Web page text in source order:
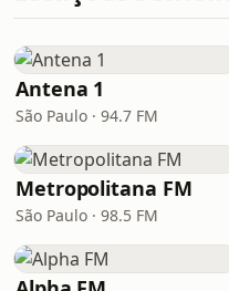
Antena 1
São Paulo · 94.7 FM
Metropolitana FM
São Paulo · 98.5 FM